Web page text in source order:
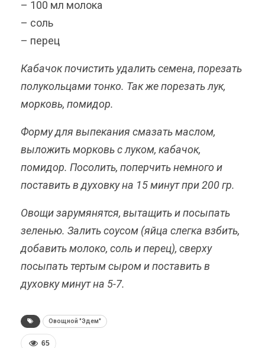
– 100 мл молока
– соль
– перец
Кабачок почистить удалить семена, порезать
полукольцами тонко. Так же порезать лук,
морковь, помидор.
Форму для выпекания смазать маслом,
выложить морковь с луком, кабачок,
помидор. Посолить, поперчить немного и
поставить в духовку на 15 минут при 200 гр.
Овощи зарумянятся, вытащить и посыпать
зеленью. Залить соусом (яйца слегка взбить,
добавить молоко, соль и перец), сверху
посыпать тертым сыром и поставить в
духовку минут на 5-7.
Овощной "Эдем"
65